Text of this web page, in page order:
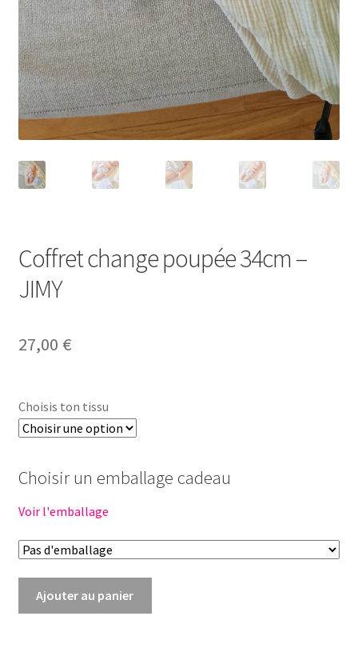
Coffret change poupée 34cm –
JIMY
27,00 €
Choisis ton tissu
Choisir un emballage cadeau
Voir l'emballage
Ajouter au panier